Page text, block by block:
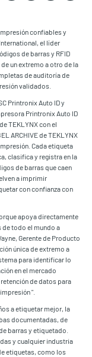
confiables y
el líder
de barras y RFID
un extremo a otro de la
de auditoría de
validados.
Printronix Auto ID y
Printronix Auto ID
TEKLYNX con el
ARCHIVE de TEKLYNX
Cada etiqueta
clasifica y registra en la
de barras que caen
a imprimir
con confianza con
apoya directamente
de todo el mundo a
Gerente de Producto
única de extremo a
para identificar lo
en el mercado
de datos para
".
a etiquetar mejor, la
documentadas, de
barras y etiquetado.
y cualquier industria
etiquetas, como los